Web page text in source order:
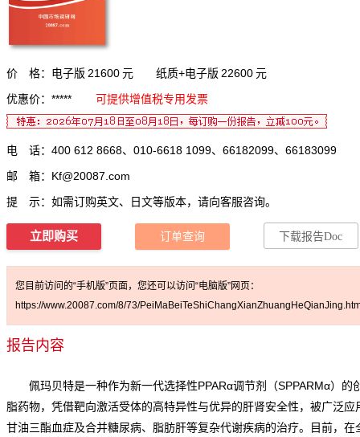
价 格：电子版 21600 元 纸质+电子版 22600 元
优惠价：*****
可提供增值税专用发票
电 话：400 612 8668、010-6618 1099、66182099、66183099
邮 箱： Kf@20087.com
提 示：如需订购英文、日文等版本，请向客服咨询。
立即购买 订单查询 下载报告Doc
您目前访问的“手机版”页面，您还可以访问“电脑版”网页：
https://www.20087.com/8/73/
报告内容
佩玛贝特是一种作为新一代选择性PPARα调节剂（SPPARMα）的
脂药物，凭借靶向激活受体的高特异性与优异的肝肾安全性，被广泛应
甘油三酯血症及合并糖尿病、脂肪肝等复杂代谢疾病的治疗。目前，在